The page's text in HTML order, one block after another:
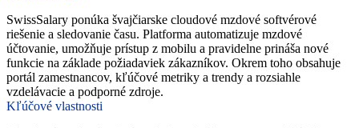
SwissSalary ponúka švajčiarske cloudové mzdové softvérové
riešenie a sledovanie času. Platforma automatizuje mzdové
účtovanie, umožňuje prístup z mobilu a pravidelne prináša nové
funkcie na základe požiadaviek zákazníkov. Okrem toho obsahuje
portál zamestnancov, kľúčové metriky a trendy a rozsiahle
vzdelávacie a podporné zdroje.
Kľúčové vlastnosti